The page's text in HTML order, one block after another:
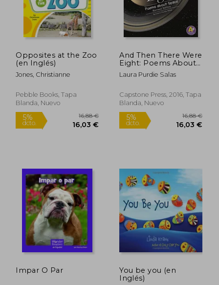
5%
dcto. 14,47 €
5%
Opposites at the Zoo
(en Inglés)
Jones, Christianne
Pebble Books, Tapa
Blanda, Nuevo
And Then There Were
Eight: Poems About
Space (Poetry) (en
Inglés)
Laura Purdie Salas
Capstone Press, 2016, Tapa
Blanda, Nuevo
Impar O Par
You be you (en
Inglés)